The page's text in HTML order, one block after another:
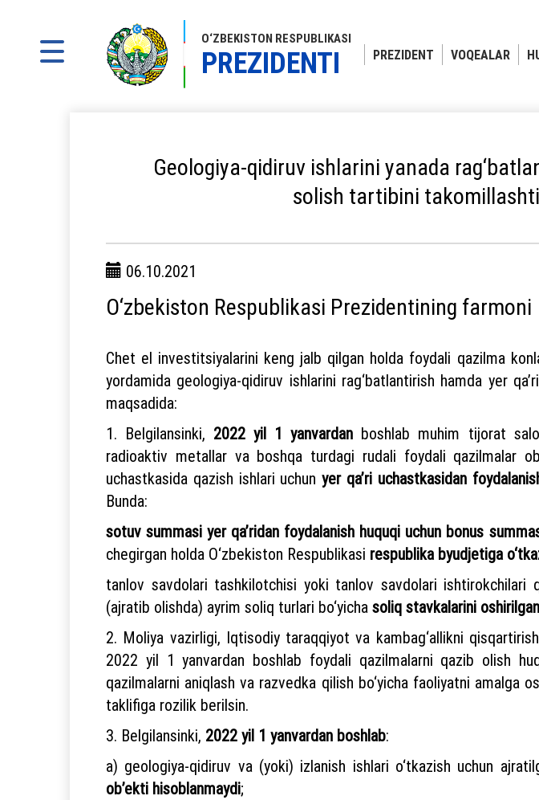
O‘ZBEKISTON RESPUBLIKASI
PREZIDENTI PREZIDENT VOQEALAR
Geologiya-qidiruv ishlarini yanada
solish tartibini
06.10.2021
O‘zbekiston Respublikasi Prezidentining farmoni
Chet el investitsiyalarini keng jalb qilgan holda foydali qazilma
yordamida geologiya-qidiruv ishlarini rag‘batlantirish hamda yer
maqsadida:
1. Belgilansinki, 2022 yil 1 yanvardan boshlab muhim tijorat
radioaktiv metallar va boshqa turdagi rudali foydali qazilmalar
uchastkasida qazish ishlari uchunyer qa’ri uchastkasidan
Bunda:
sotuv summasi yer qa’ridan foydalanish huquqi uchun bonus
chegirgan holda O‘zbekiston Respublikasi respublika byudjetiga
tanlov savdolari tashkilotchisi yoki tanlov savdolari ishtirokchilari
(ajratib olishda) ayrim soliq turlari bo‘yicha soliq stavkalarini
2. Moliya vazirligi, Iqtisodiy taraqqiyot va kambag‘allikni
2022 yil 1 yanvardan boshlab foydali qazilmalarni qazib olish
qazilmalarni aniqlash va razvedka qilish bo‘yicha faoliyatni amalga
taklifiga rozilik berilsin.
3. Belgilansinki, 2022 yil 1 yanvardan boshlab:
a) geologiya-qidiruv va (yoki) izlanish ishlari o‘tkazish uchun
ob’ekti hisoblanmaydi;